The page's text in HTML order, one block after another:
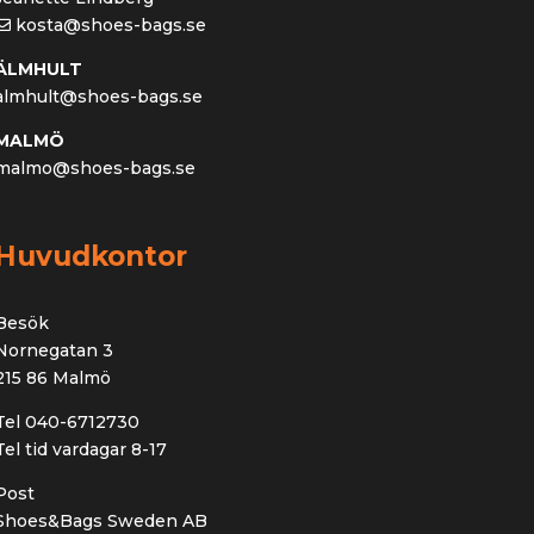
kosta@shoes-bags.se
bags.se
bags.se
3
86 Malmö
040-6712730
tid vardagar 8-17
Sweden AB